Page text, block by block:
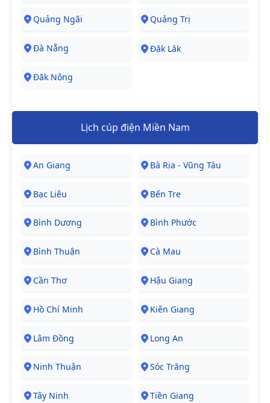
Quảng Ngãi Quảng Trị
Đà Nẵng Đăk Lăk
Đăk Nông
Lịch cúp điện Miền Nam
An Giang Bà Rịa - Vũng Tàu
Bạc Liêu Bến Tre
Bình Dương Bình Phước
Bình Thuận Cà Mau
Cần Thơ Hậu Giang
Hồ Chí Minh Kiên Giang
Lâm Đồng Long An
Ninh Thuận Sóc Trăng
Tây Ninh Tiền Giang